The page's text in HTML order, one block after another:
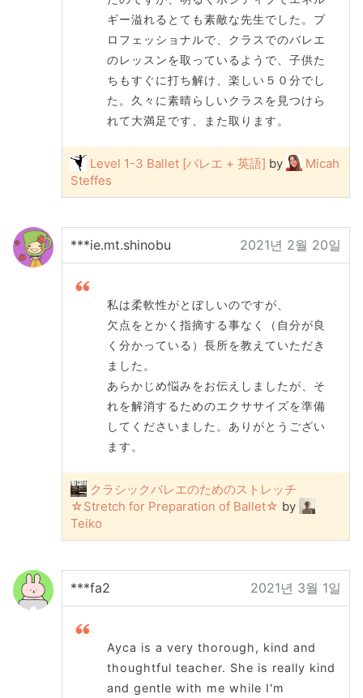
ギー溢れるとても素敵な先生でした。プ
ロフェッショナルで、クラスでのバレエ
のレッスンを取っているようで、子供た
ちもすぐに打ち解け、楽しい５０分でし
た。久々に素晴らしいクラスを見つけら
れて大満足です、また取ります。
Level 1-3 Ballet [バレエ + 英語] by
Micah
Steffes
***ie.mt.shinobu 2021년 2월 20일
私は柔軟性がとぼしいのですが、
欠点をとかく指摘する事なく（自分が良
く分かっている）長所を教えていただき
ました。
あらかじめ悩みをお伝えしましたが、そ
れを解消するためのエクササイズを準備
してくださいました。ありがとうござい
ます。
クラシックバレエのためのストレッチ
☆Stretch for Preparation of Ballet☆ by
Teiko
***fa2 2021년 3월 1일
Ayca is a very thorough, kind and
thoughtful teacher. She is really kind
and gentle with me while I'm